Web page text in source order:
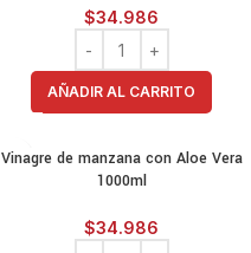
$34.986
AÑADIR AL CARRITO
Vinagre de manzana con Aloe Vera
1000ml
$34.986